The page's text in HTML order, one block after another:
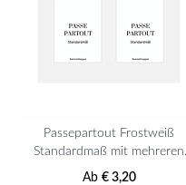
Passepartout Frostweiß
Standardmaß mit mehreren
Ausschnitten
Ab € 3,20